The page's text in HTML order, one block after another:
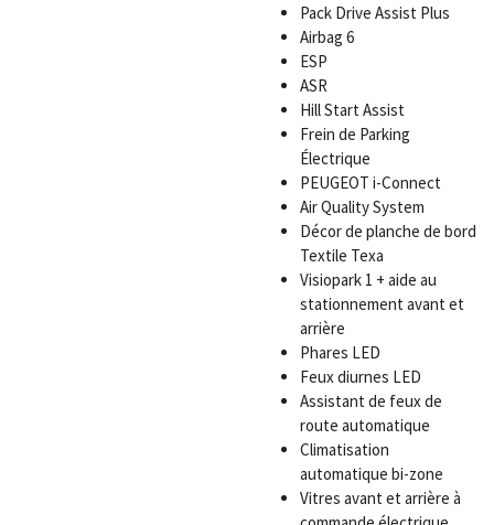
Pack Drive Assist Plus
Airbag 6
ESP
ASR
Hill Start Assist
Frein de Parking
Électrique
PEUGEOT i-Connect
Air Quality System
Décor de planche de bord
Textile Texa
Visiopark 1 + aide au
stationnement avant et
arrière
Phares LED
Feux diurnes LED
Assistant de feux de
route automatique
Climatisation
automatique bi-zone
Vitres avant et arrière à